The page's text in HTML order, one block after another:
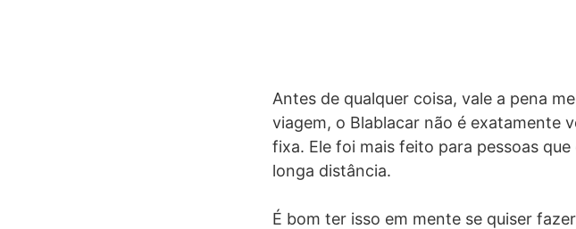
Antes de qualquer coisa, vale a pena
viagem, o Blablacar não é exatamente
fixa. Ele foi mais feito para pessoas
longa distância.
É bom ter isso em mente se quiser